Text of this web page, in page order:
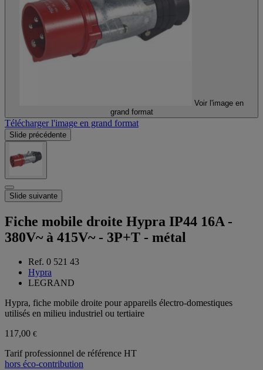
Voir l'image en
grand format
Télécharger l'image en grand format
Slide précédente
Slide suivante
Fiche mobile droite Hypra IP44 16A -
380V~ à 415V~ - 3P+T - métal
Ref. 0 521 43
Hypra
LEGRAND
Hypra, fiche mobile droite pour appareils électro-domestiques
utilisés en milieu industriel ou tertiaire
117,00 €
Tarif professionnel de référence HT
hors éco-contribution